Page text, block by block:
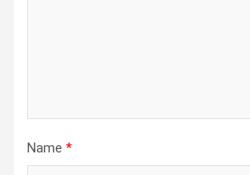
Name *